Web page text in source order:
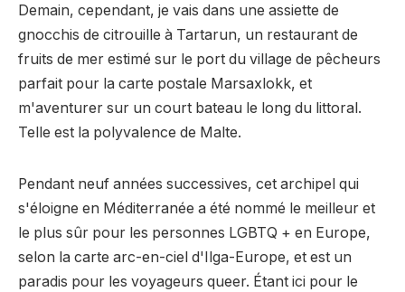
Demain, cependant, je vais dans une assiette de
gnocchis de citrouille à Tartarun, un restaurant de
fruits de mer estimé sur le port du village de pêcheurs
parfait pour la carte postale Marsaxlokk, et
m'aventurer sur un court bateau le long du littoral.
Telle est la polyvalence de Malte.
Pendant neuf années successives, cet archipel qui
s'éloigne en Méditerranée a été nommé le meilleur et
le plus sûr pour les personnes LGBTQ + en Europe,
selon la carte arc-en-ciel d'Ilga-Europe, et est un
paradis pour les voyageurs queer. Étant ici pour le